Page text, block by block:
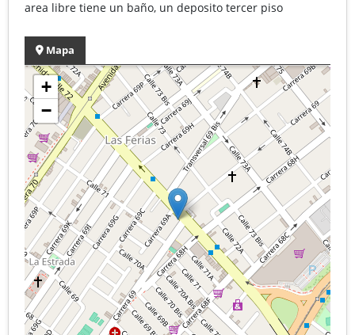
area libre tiene un baño, un deposito tercer piso
Mapa
+
−